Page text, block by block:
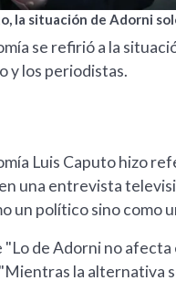
la situación de Adorni
se refirió a la
y los periodistas.
Luis Caputo hizo
una entrevista
un político sino como
de Adorni no afecta
la alternativa